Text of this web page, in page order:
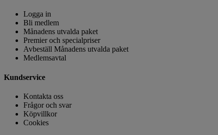
Logga in
Bli medlem
Månadens utvalda paket
Premier och specialpriser
Avbeställ Månadens utvalda paket
Medlemsavtal
Kundservice
Kontakta oss
Frågor och svar
Köpvillkor
Cookies